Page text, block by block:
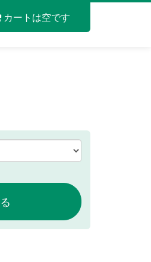
カートは空です